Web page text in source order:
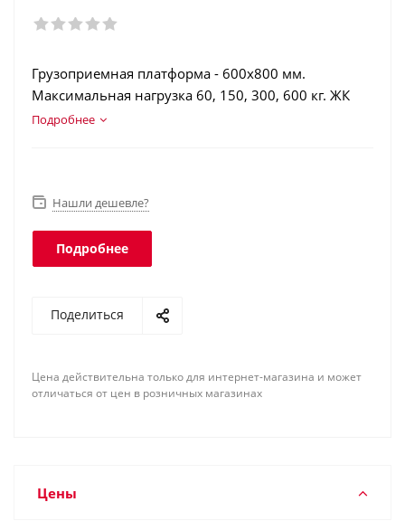
Грузоприемная платформа - 600х800 мм.
Максимальная нагрузка 60, 150, 300, 600 кг. ЖК
индикатор с подсветкой. Аккумулятор. Счетный
Подробнее
Нашли дешевле?
Подробнее
Поделиться
Цена действительна только для интернет-магазина и может
отличаться от цен в розничных магазинах
Цены